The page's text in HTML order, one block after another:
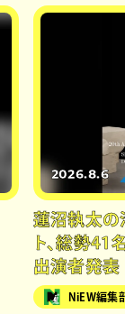
2026.8.6
蓮沼執太の
ト、総勢41
出演者発表
NiEW編集